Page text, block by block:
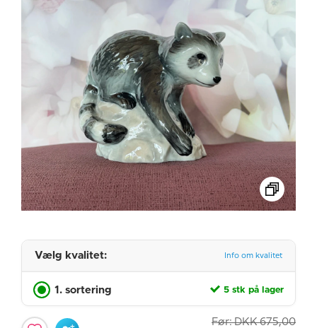
Vælg kvalitet: Info om kvalitet
1. sortering 5 stk på lager
Før: DKK 675,00